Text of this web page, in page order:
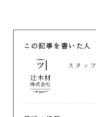
この記事を書いた人
スタッフ